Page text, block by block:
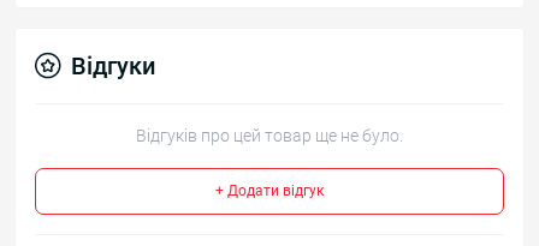
Відгуки
Відгуків про цей товар ще не було.
+ Додати відгук